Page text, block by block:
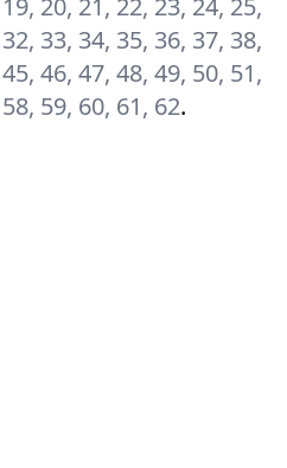
20, 21, 22, 23, 24, 25,
33, 34, 35, 36, 37, 38,
46, 47, 48, 49, 50, 51,
59, 60, 61, 62.